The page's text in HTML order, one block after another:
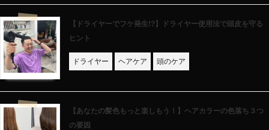
【ドライヤーでフケ発生!?】ドライヤー使用法で頭皮を守る
ヒント
ドライヤー ヘアケア 頭のケア
【あなたの髪色もっと楽しもう！】ヘアカラーの色落ち３つ
の要因